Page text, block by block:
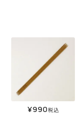
¥990税込